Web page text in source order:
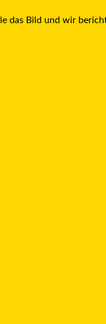
das Bild und wir